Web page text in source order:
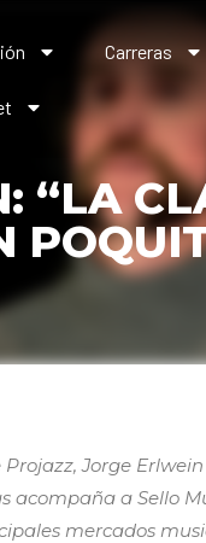
Carreras
“LA
Jorge
a Sello
mercados